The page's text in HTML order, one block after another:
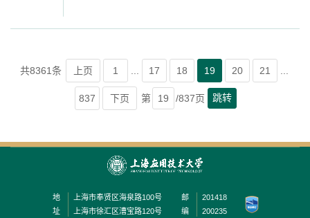
共8361条 上页 1 ... 17 18 19 20 21 ...
837 下页 第 /837页 跳转
地
址
上海市奉贤区海泉路100号
上海市徐汇区漕宝路120号
邮
编
201418
200235